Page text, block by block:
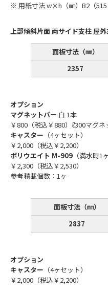
※ 用紙寸法 w×h（㎜）B2（
上部傾斜片面 両サイド支柱 屋
面板寸法（㎜）
2357
オプション
マグネットバー 白 1本
￥800（税込￥880）ℓ300マグ
キャスター （4ヶセット）
￥2,000（税込￥2,200）
ポリウエイト M-909 （満水時1
￥2,300（税込￥2,530）
参考積載個数：1ヶ
面板寸法（㎜）
2837
オプション
キャスター （4ヶセット）
￥2,000（税込￥2,200）